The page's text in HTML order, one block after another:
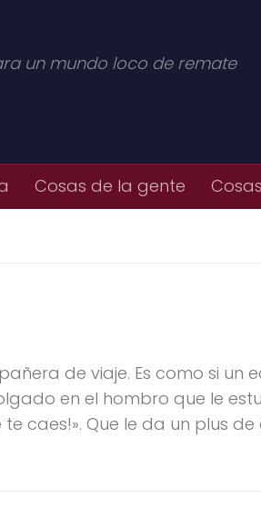
un mundo loco de remate
Cosas de la gente
de viaje. Es como si un
en el hombro que le
te caes!». Que le da un plus